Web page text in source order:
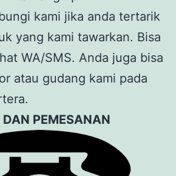
kami jika anda tertarik
yang kami tawarkan. Bisa
WA/SMS. Anda juga bisa
atau gudang kami pada
DAN PEMESANAN